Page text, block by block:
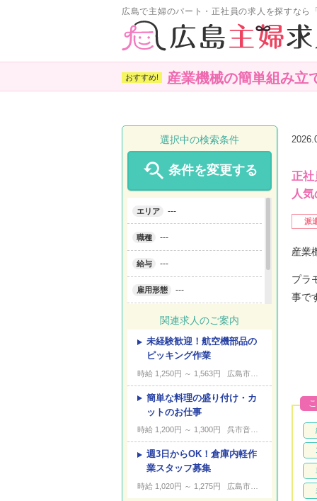
広島で主婦のパート・正社員の求人を探すなら
産業機械の簡単組み立
正
人
派
産業
プラ
事で
選択中の検索条件
 条件を変更する
エリア ---
職種 ---
給与 ---
雇用形態 ---
こだわり条件 ---
キーワード ---
関連求人のご案内
未経験歓迎！航空機部品の
ピッキング作業
時給 1,250円 ～ 1,563円 広島市中区江波沖町
簡単な料理の盛り付け・カ
ットのお仕事
時給 1,200円 ～ 1,300円 呉市音戸町畑
週3日からOK！倉庫内軽作
業スタッフ募集
時給 1,020円 ～ 1,275円 広島市安佐南区伴南